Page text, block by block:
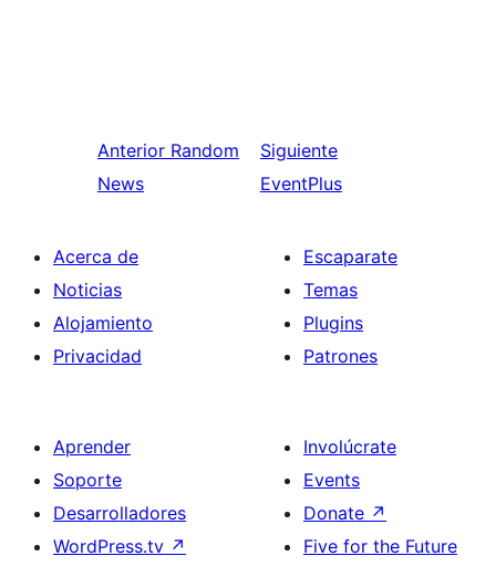
Anterior Random
News
Siguiente
EventPlus
Acerca de
Noticias
Alojamiento
Privacidad
Escaparate
Temas
Plugins
Patrones
Aprender
Soporte
Desarrolladores
WordPress.tv ↗
Involúcrate
Events
Donate ↗
Five for the Future